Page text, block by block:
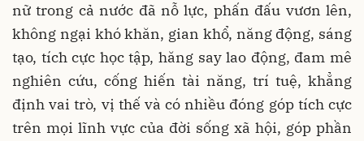
nữ trong cả nước đã nỗ lực, phấn đấu vươn lên,
không ngại khó khăn, gian khổ, năng động, sáng
tạo, tích cực học tập, hăng say lao động, đam mê
nghiên cứu, cống hiến tài năng, trí tuệ, khẳng
định vai trò, vị thế và có nhiều đóng góp tích cực
trên mọi lĩnh vực của đời sống xã hội, góp phần